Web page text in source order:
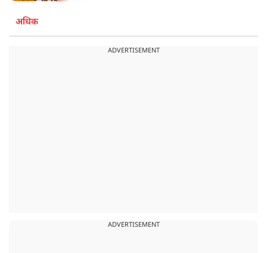
अधिक
ADVERTISEMENT
ADVERTISEMENT